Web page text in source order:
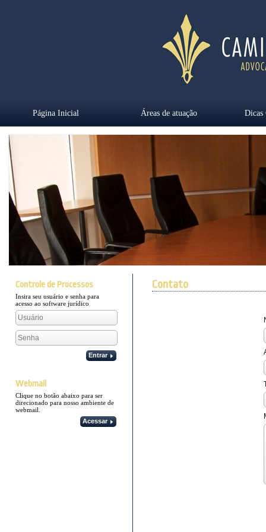
Página Inicial Áreas de atuação Dicas
Controle de Processos
Insira seu usuário e senha para
acesso ao software jurídico
Entrar
Webmail
Clique no botão abaixo para ser
direcionado para nosso ambiente de
webmail.
Acessar
Contato